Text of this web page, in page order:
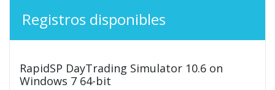
Registros disponibles
RapidSP DayTrading Simulator 10.6 on
Windows 7 64-bit